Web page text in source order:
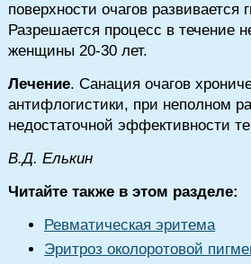
поверхности очагов
Разрешается процесс в течение
женщины 20-30 лет.
Лечение. Санация очагов
антифлогистики, при неполном
недостаточной эффективности
B.Д. Eлькин
Читайте также в этом разделе:
Ревматическая эритема
Эритроз околоротовой